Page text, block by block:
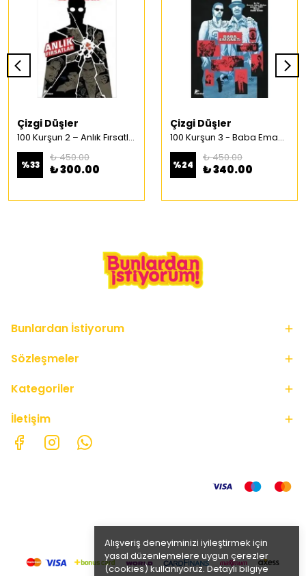
Alışveriş deneyiminizi iyileştirmek için
yasal düzenlemelere uygun çerezler
(cookies) kullanıyoruz. Detaylı bilgiye
Çizgi Düşler
100 Kurşun 2 – Anlık Fırsatlar Türkçe Çizgi Roman
%33
₺ 450.00
₺ 300.00
Çizgi Düşler
100 Kurşun 3 - Baba Emaneti Türkçe Çizgi Roman
%24
₺ 450.00
₺ 340.00
Bunlardan İstiyorum
Sözleşmeler
Kategoriler
İletişim